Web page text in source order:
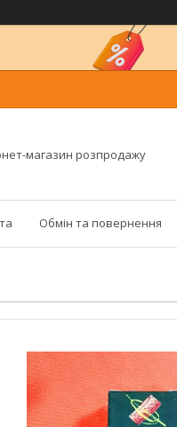
магазин розпродажу
Обмін та повернення